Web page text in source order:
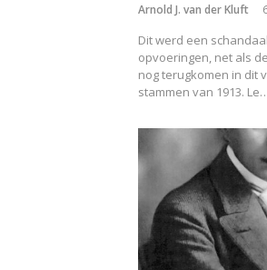
Arnold J. van der Kluft
Dit werd een
opvoeringen, net als
nog terugkomen in dit
stammen van 1913.